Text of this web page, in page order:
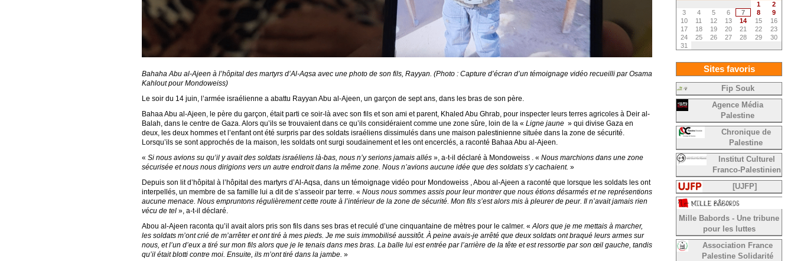
Bahaha Abu al-Ajeen à l’hôpital des martyrs d’Al-Aqsa avec une photo de son fils, Rayyan. (Photo : Capture d’écran d’un témoignage vidéo recueilli par Osama
Kahlout pour Mondoweiss)
Le soir du 14 juin, l’armée israélienne a abattu Rayyan Abu al-Ajeen, un garçon de sept ans, dans les bras de son père.
Bahaa Abu al-Ajeen, le père du garçon, était parti ce soir-là avec son fils et son ami et parent, Khaled Abu Ghrab, pour inspecter leurs terres agricoles à Deir al-
Balah, dans le centre de Gaza. Alors qu’ils se trouvaient dans ce qu’ils considéraient comme une zone sûre, loin de la « Ligne jaune » qui divise Gaza en
deux, les deux hommes et l’enfant ont été surpris par des soldats israéliens dissimulés dans une maison palestinienne située dans la zone de sécurité.
Lorsqu’ils se sont approchés de la maison, les soldats ont surgi soudainement et les ont encerclés, a raconté Bahaa Abu al-Ajeen.
« Si nous avions su qu’il y avait des soldats israéliens là-bas, nous n’y serions jamais allés », a-t-il déclaré à Mondoweiss . « Nous marchions dans une zone
sécurisée et nous nous dirigions vers un autre endroit dans la même zone. Nous n’avions aucune idée que des soldats s’y cachaient. »
Depuis son lit d’hôpital à l’hôpital des martyrs d’Al-Aqsa, dans un témoignage vidéo pour Mondoweiss , Abou al-Ajeen a raconté que lorsque les soldats les ont
interpellés, un membre de sa famille lui a dit de s’asseoir par terre. « Nous nous sommes assis pour leur montrer que nous étions désarmés et ne représentions
aucune menace. Nous empruntons régulièrement cette route à l’intérieur de la zone de sécurité. Mon fils s’est alors mis à pleurer de peur. Il n’avait jamais rien
vécu de tel », a-t-il déclaré.
Abou al-Ajeen raconta qu’il avait alors pris son fils dans ses bras et reculé d’une cinquantaine de mètres pour le calmer. «Alors que je me mettais à marcher,
les soldats m’ont crié de m’arrêter et ont tiré à mes pieds. Je me suis immobilisé aussitôt. À peine avais-je arrêté que deux soldats ont braqué leurs armes sur
nous, et l’un d’eux a tiré sur mon fils alors que je le tenais dans mes bras. La balle lui est entrée par l’arrière de la tête et est ressortie par son œil gauche, tandis
qu’il était blotti contre moi. Ensuite, ils m’ont tiré dans la jambe. »
1
2
3
4 5 6 7 8
9
10
11 12 13 14 15
16
17
18 19 20 21 22
23
24
25 26 27 28 29
30
31
Sites favoris
Fip Souk
Agence Média
Palestine
Chronique de
Palestine
Institut Culturel
Franco-Palestinien
[UJFP]
Mille Babords - Une tribune
pour les luttes
Association France
Palestine Solidarité